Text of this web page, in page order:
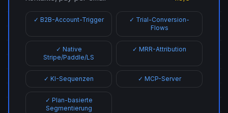
✓ B2B-Account-Trigger
✓ Trial-Conversion-
Flows
✓ Native
Stripe/Paddle/LS
✓ MRR-Attribution
✓ KI-Sequenzen ✓ MCP-Server
✓ Plan-basierte
Segmentierung